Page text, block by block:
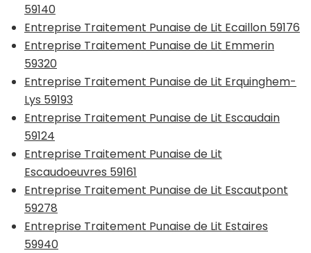
59140
Entreprise Traitement Punaise de Lit Ecaillon 59176
Entreprise Traitement Punaise de Lit Emmerin
59320
Entreprise Traitement Punaise de Lit Erquinghem-
Lys 59193
Entreprise Traitement Punaise de Lit Escaudain
59124
Entreprise Traitement Punaise de Lit
Escaudoeuvres 59161
Entreprise Traitement Punaise de Lit Escautpont
59278
Entreprise Traitement Punaise de Lit Estaires
59940